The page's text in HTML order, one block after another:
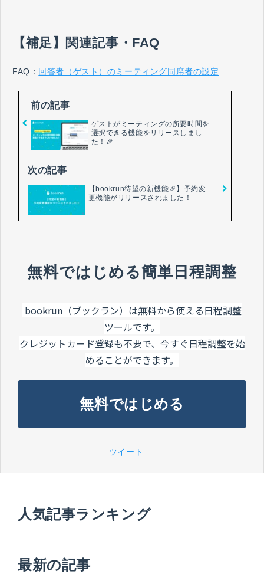
【補足】関連記事・FAQ
FAQ： 回答者（ゲスト）のミーティング同席者の設定
前の記事
ゲストがミーティングの所要時間を
選択できる機能をリリースしまし
た！🎉
次の記事
【bookrun待望の新機能🎉】予約変
更機能がリリースされました！
無料ではじめる簡単日程調整
bookrun（ブックラン）は無料から使える日程調整
ツールです。
クレジットカード登録も不要で、今すぐ日程調整を始
めることができます。
無料ではじめる
ツイート
人気記事ランキング
最新の記事